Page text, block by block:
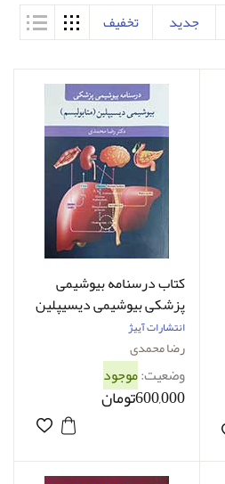
جدید تخفیف
کتاب درسنامه بیوشیمی
پزشکی بیوشیمی دیسیپلین
متابولیسم دکتر رضا محمدی
انتشارات آییژ
رضا محمدی
وضعیت:موجود
600,000تومان